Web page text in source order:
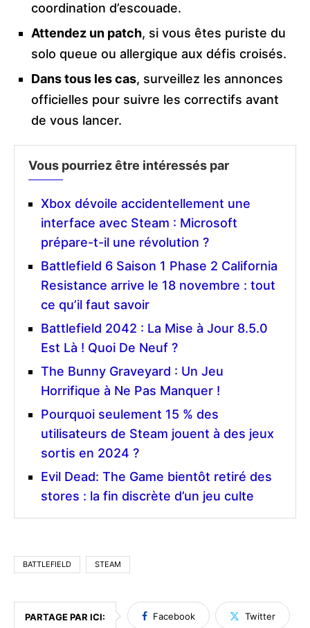
coordination d’escouade.
Attendez un patch, si vous êtes puriste du
solo queue ou allergique aux défis croisés.
Dans tous les cas, surveillez les annonces
officielles pour suivre les correctifs avant
de vous lancer.
Vous pourriez être intéressés par
Xbox dévoile accidentellement une
interface avec Steam : Microsoft
prépare-t-il une révolution ?
Battlefield 6 Saison 1 Phase 2 California
Resistance arrive le 18 novembre : tout
ce qu’il faut savoir
Battlefield 2042 : La Mise à Jour 8.5.0
Est Là ! Quoi De Neuf ?
The Bunny Graveyard : Un Jeu
Horrifique à Ne Pas Manquer !
Pourquoi seulement 15 % des
utilisateurs de Steam jouent à des jeux
sortis en 2024 ?
Evil Dead: The Game bientôt retiré des
stores : la fin discrète d’un jeu culte
BATTLEFIELD STEAM
PARTAGE PAR ICI: Facebook Twitter